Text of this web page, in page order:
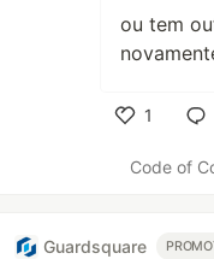
ou tem
1
Code of
Guardsquare